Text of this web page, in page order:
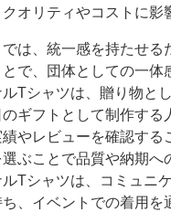
オリティやコストに影
は、統一感を持たせる
で、団体としての一体
Tシャツは、贈り物と
ギフトとして制作する
やレビューを確認する
ぶことで品質や納期へ
Tシャツは、コミュニ
、イベントでの着用を